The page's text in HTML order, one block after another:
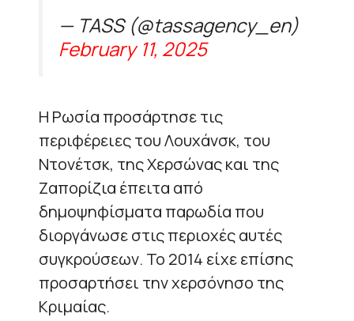
— TASS (@tassagency_en)
February 11, 2025
Η Ρωσία προσάρτησε τις
περιφέρειες του Λουχάνσκ, του
Ντονέτσκ, της Χερσώνας και της
Ζαπορίζια έπειτα από
δημοψηφίσματα παρωδία που
διοργάνωσε στις περιοχές αυτές
συγκρούσεων. Το 2014 είχε επίσης
προσαρτήσει την χερσόνησο της
Κριμαίας.